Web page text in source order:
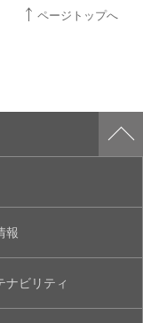
ページトップへ
報
ナビリティ